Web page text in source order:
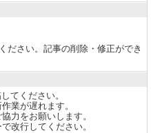
ださい。記事の削除・修正ができ
ください。
業が遅れます。
力をお願いします。
改行してください。